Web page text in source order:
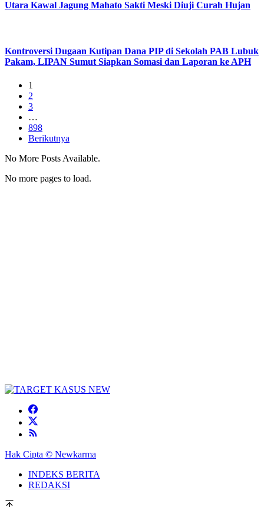
Utara Kawal Jagung Mahato Sakti Meski Diuji Curah Hujan
Kontroversi Dugaan Kutipan Dana PIP di Sekolah PAB Lubuk
Pakam, LIPAN Sumut Siapkan Somasi dan Laporan ke APH
1
2
3
…
898
Berikutnya
No More Posts Available.
No more pages to load.
Hak Cipta © Newkarma
INDEKS BERITA
REDAKSI